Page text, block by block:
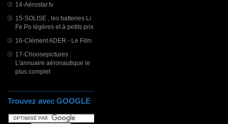
14-Aérostar.tv
15-SOLISE , les batteries Li
Fe Po légères et à petits prix
16-Clément ADER - Le Film
17-Choosepictures :
L'annuaire aéronautique le
plus complet
Trouvez avec GOOGLE